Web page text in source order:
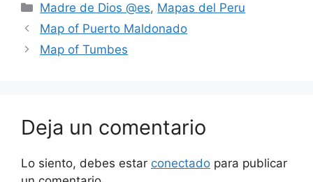
Madre de Dios @es, Mapas del Peru
Map of Puerto Maldonado
Map of Tumbes
Deja un comentario
Lo siento, debes estar conectado para publicar